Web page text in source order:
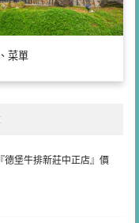
菜單
德堡牛排新莊中正店』價